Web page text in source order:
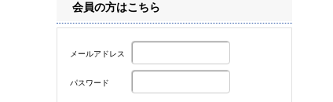
会員の方はこちら
メールアドレス
パスワード